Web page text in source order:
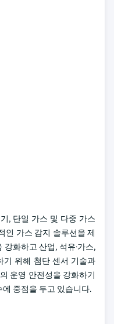
, 단일 가스 및 다중 가스
인 가스 감지 솔루션을 제
화하고 산업, 석유·가스,
기 위해 첨단 센서 기술과
운영 안전성을 강화하기
중점을 두고 있습니다.